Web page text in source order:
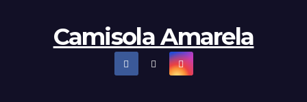
Camisola Amarela